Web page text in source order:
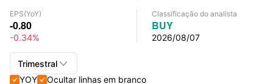
EPS(YoY)
-0.80
-0.34%
Classificação do analista
BUY
2026/08/07
Trimestral 
YOYOcultar linhas em branco